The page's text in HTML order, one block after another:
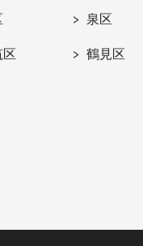
泉区
区 鶴見区